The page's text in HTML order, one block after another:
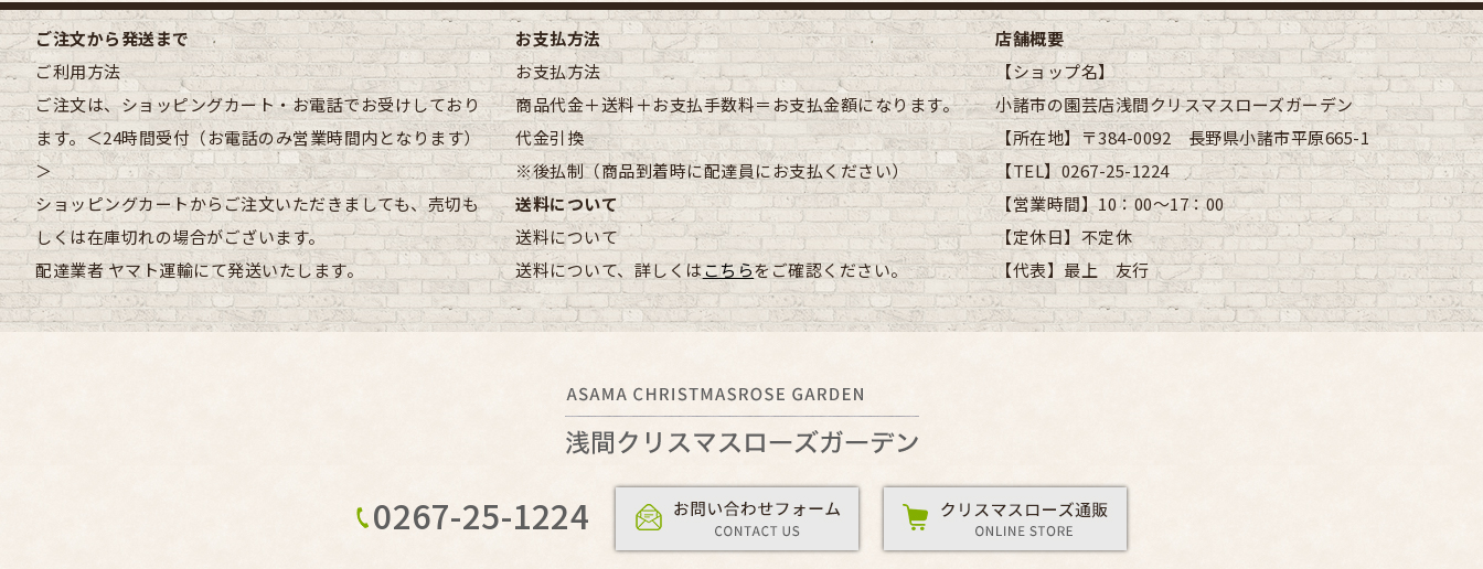
ご注文から発送まで
ご利用方法
ご注文は、ショッピングカート・お電話でお受けしており
ます。＜24時間受付（お電話のみ営業時間内となります）
＞
ショッピングカートからご注文いただきましても、売切も
しくは在庫切れの場合がございます。
配達業者ヤマト運輸にて発送いたします。
お支払方法
お支払方法
商品代金＋送料＋お支払手数料＝お支払金額になります。
代金引換
※後払制（商品到着時に配達員にお支払ください）
送料について
送料について
送料について、詳しくはこちらをご確認ください。
店舗概要
【ショップ名】
小諸市の園芸店浅間クリスマスローズガーデン
【所在地】〒384-0092 長野県小諸市平原665-1
【TEL】0267-25-1224
【営業時間】10：00～17：00
【定休日】不定休
【代表】最上 友行
0267-25-1224